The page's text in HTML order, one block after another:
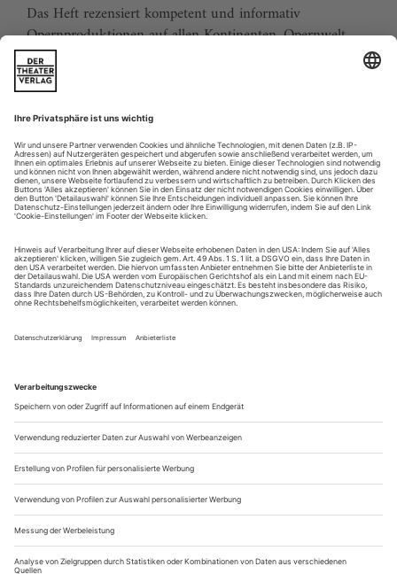
Das Heft rezensiert kompetent und informativ
Opernproduktionen auf allen Kontinenten. Opernwelt
zeigt die Welt hinter der Bühne, befragt die Macher und
verfolgt die Kulturpolitik. Große Themenblöcke
behandeln die Geschichte der Oper, bedeutende
Komponisten und die interessantesten Aspekte des
internationalen Musiklebens. Die Premierenvorschau
animiert zu Opernreisen in alle Welt.
Sie erhalten Zugang zum Online-Archiv von Opernwelt
und können sowohl das aktuelle ePaper als auch das
ePaper-Archiv über Ihren Account auf www.der-
theaterverlag.de einsehen. Zugang zur App auf Anfrage.
Das Abonnement hat eine Laufzeit von einem Monat und
verlängert sich jeweils um einen weiteren Monat, sofern
es nicht vom Kunden auf der Seite „Mein Konto/Meine
Bestellungen“ auf www.der-theaterverlag.de gekündigt
in Kraft.
Aus steuerlichen Gründen abweichende Preise für Käufe
außerhalb Deutschlands (Endpreis vor Auslösen der Bestellung
ersichtlich)
9,99 €